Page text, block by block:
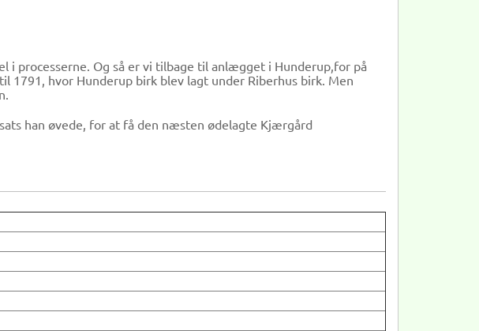
i processerne. Og så er vi tilbage til anlægget i Hunderup,for på
hvor Hunderup birk blev lagt under Riberhus birk. Men
han øvede, for at få den næsten ødelagte Kjærgård